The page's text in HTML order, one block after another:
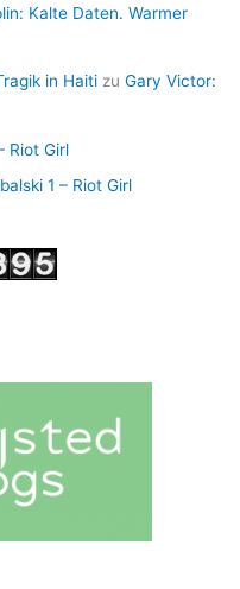
Kalte Daten. Warmer
in Haiti zu Gary Victor:
Riot Girl
1 – Riot Girl